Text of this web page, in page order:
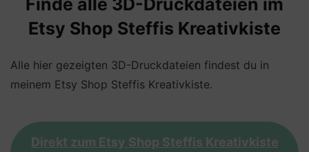
Finde alle 3D-Druckdateien im
Etsy Shop Steffis Kreativkiste
Alle hier gezeigten 3D-Druckdateien findest du in
meinem Etsy Shop Steffis Kreativkiste.
Direkt zum Etsy Shop Steffis Kreativkiste